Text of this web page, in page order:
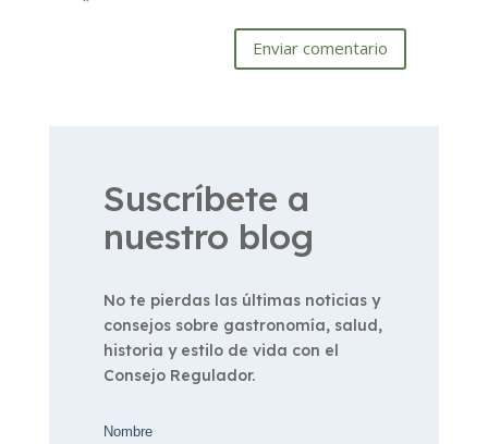
Enviar comentario
Suscríbete a
nuestro blog
No te pierdas las últimas noticias y
consejos sobre gastronomía, salud,
historia y estilo de vida con el
Consejo Regulador.